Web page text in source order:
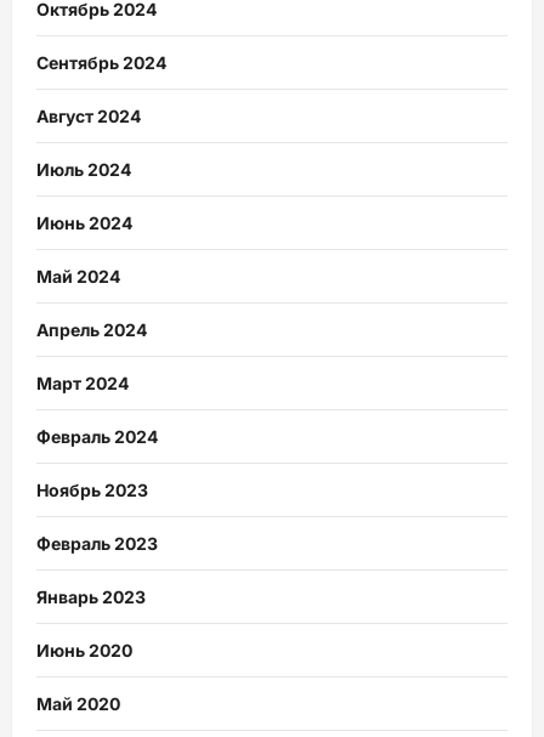
Октябрь 2024
Сентябрь 2024
Август 2024
Июль 2024
Июнь 2024
Май 2024
Апрель 2024
Март 2024
Февраль 2024
Ноябрь 2023
Февраль 2023
Январь 2023
Июнь 2020
Май 2020